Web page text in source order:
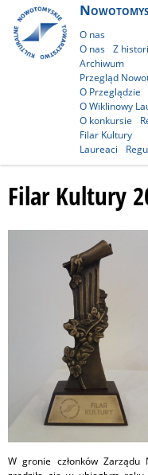
O nas
O nas Z
Archiwum
Przegląd
O Przeglądzie
O Wiklinowy
O konkursie
Filar Kultury
Laureaci
Filar Kultury
W gronie członków Zarządu